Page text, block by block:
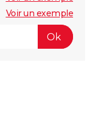
Voir un exemple